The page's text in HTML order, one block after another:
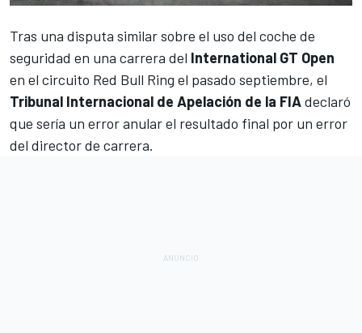
Tras una disputa similar sobre el uso del coche de
seguridad en una carrera del International GT Open
en el circuito Red Bull Ring el pasado septiembre, el
Tribunal Internacional de Apelación de la FIAdeclaró
que sería un error anular el resultado final por un error
del director de carrera.